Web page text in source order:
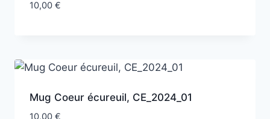
10,00 €
Mug Coeur écureuil, CE_2024_01
10,00 €